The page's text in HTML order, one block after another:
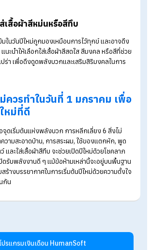
ห้สิ่งดี ๆ ที่กำลังจะเข้ามาหายไปด้วย หากต้องการ
นลุคใหม่ แนะนำให้ทำหลังวันที่ 1 มกราคม เพื่อให้เ
ายใจมากกว่า
ด้เริ่มต้นปีด้วยความสุขเช่นเดียวกับคนเรา ความเ
รทำร้ายสัตว์จะนำพาความทุกข์ ความเจ็บปวด และ
ะทำ จึงควรเริ่มต้นปีด้วยเมตตา การให้ชีวิต และคว
ว่าการทำร้าย
การทำความสะอาดบ้านในวันปีใหม่
ดูดี แต่ตามความเชื่อโบราณมองว่าการกวาดบ้าน